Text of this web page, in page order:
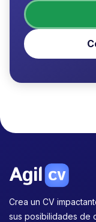
Crea un CV
sus posibilidades de